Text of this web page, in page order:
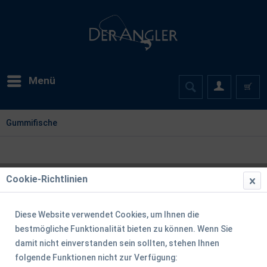
Menü
Gummifische
Cookie-Richtlinien
Diese Website verwendet Cookies, um Ihnen die
bestmögliche Funktionalität bieten zu können. Wenn Sie
damit nicht einverstanden sein sollten, stehen Ihnen
folgende Funktionen nicht zur Verfügung: